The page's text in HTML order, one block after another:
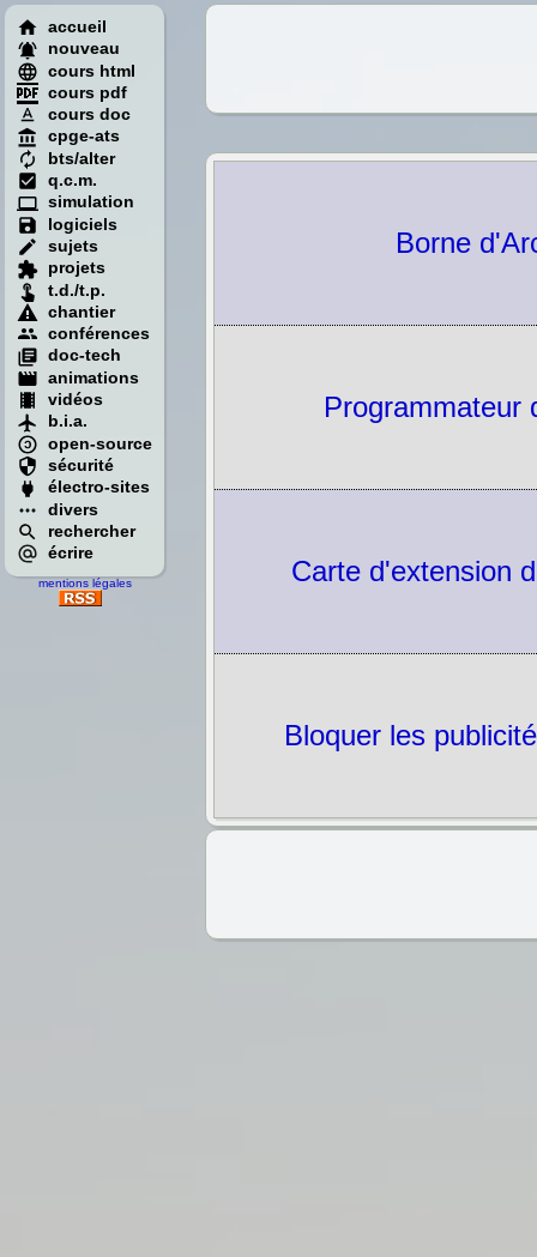
accueil
nouveau
cours html
cours pdf
cours doc
cpge-ats
bts/alter
q.c.m.
simulation
logiciels
sujets
projets
t.d./t.p.
chantier
conférences
doc-tech
animations
vidéos
b.i.a.
open-source
sécurité
électro-sites
divers
rechercher
écrire
mentions légales
Borne
Programmateur
Carte d'extension
Bloquer les